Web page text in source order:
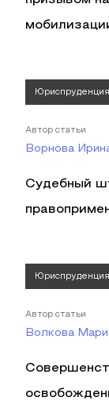
Юриспруденция
Автор статьи
Ворнова
Судебный
Юриспруденция
Автор статьи
Волкова